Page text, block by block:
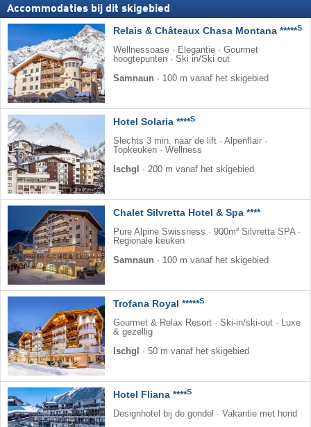
Accommodaties bij dit skigebied
Relais & Châteaux Chasa Montana *****S
Wellnessoase · Elegantie · Gourmet
hoogtepunten · Ski in/Ski out
Samnaun · 100 m vanaf het skigebied
Hotel Solaria ****S
Slechts 3 min. naar de lift · Alpenflair ·
Topkeuken · Wellness
Ischgl
· 200 m vanaf het skigebied
Chalet Silvretta Hotel & Spa ****
Pure Alpine Swissness · 900m² Silvretta SPA ·
Regionale keuken
Samnaun · 100 m vanaf het skigebied
Trofana Royal *****S
Gourmet & Relax Resort · Ski-in/ski-out · Luxe
& gezellig
Ischgl · 50 m vanaf het skigebied
Hotel Fliana ****S
Designhotel bij de gondel · Vakantie met hond